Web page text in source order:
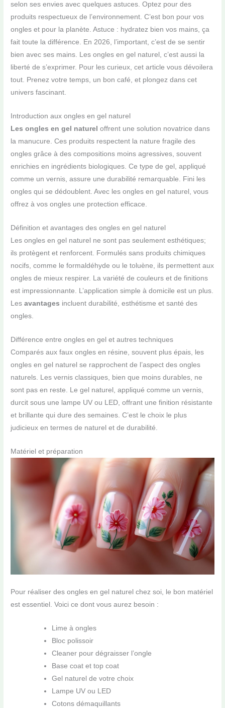
selon ses envies avec quelques astuces. Optez pour des
produits respectueux de l’environnement. C’est bon pour vos
ongles et pour la planète. Astuce : hydratez bien vos mains, ça
fait toute la différence. En 2026, l’important, c’est de se sentir
bien avec ses mains. Les ongles en gel naturel, c’est aussi la
liberté de s’exprimer. Pour les curieux, cet article vous dévoilera
tout. Prenez votre temps, un bon café, et plongez dans cet
univers fascinant.
Introduction aux ongles en gel naturel
Les ongles en gel naturel offrent une solution novatrice dans
la manucure. Ces produits respectent la nature fragile des
ongles grâce à des compositions moins agressives, souvent
enrichies en ingrédients biologiques. Ce type de gel, appliqué
comme un vernis, assure une durabilité remarquable. Fini les
ongles qui se dédoublent. Avec les ongles en gel naturel, vous
offrez à vos ongles une protection efficace.
Définition et avantages des ongles en gel naturel
Les ongles en gel naturel ne sont pas seulement esthétiques;
ils protègent et renforcent. Formulés sans produits chimiques
nocifs, comme le formaldéhyde ou le toluène, ils permettent aux
ongles de mieux respirer. La variété de couleurs et de finitions
est impressionnante. L’application simple à domicile est un plus.
Lesavantages incluent durabilité, esthétisme et santé des
ongles.
Différence entre ongles en gel et autres techniques
Comparés aux faux ongles en résine, souvent plus épais, les
ongles en gel naturel se rapprochent de l’aspect des ongles
naturels. Les vernis classiques, bien que moins durables, ne
sont pas en reste. Le gel naturel, appliqué comme un vernis,
durcit sous une lampe UV ou LED, offrant une finition résistante
et brillante qui dure des semaines. C’est le choix le plus
judicieux en termes de naturel et de durabilité.
Matériel et préparation
Pour réaliser des ongles en gel naturel chez soi, le bon matériel
est essentiel. Voici ce dont vous aurez besoin :
Lime à ongles
Bloc polissoir
Cleaner pour dégraisser l’ongle
Base coat et top coat
Gel naturel de votre choix
Lampe UV ou LED
Cotons démaquillants